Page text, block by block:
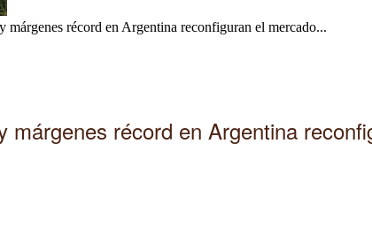
márgenes récord en Argentina reconfiguran el mercado...
márgenes récord en Argentina